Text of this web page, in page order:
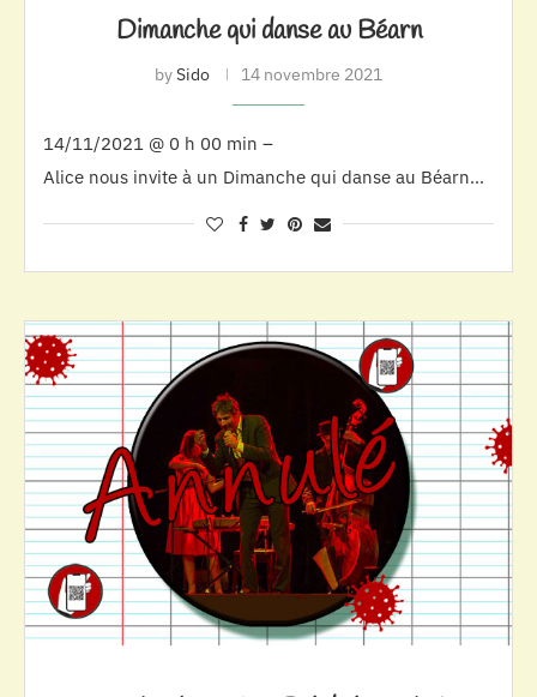
Dimanche qui danse au Béarn
bySido 14 novembre 2021
14/11/2021 @ 0 h 00 min –
Alice nous invite à un Dimanche qui danse au Béarn…